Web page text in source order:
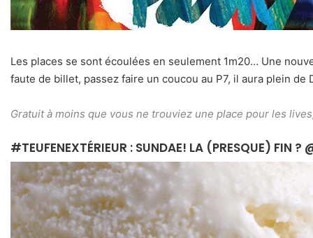
Les places se sont écoulées en seulement 1m20… Une
faute de billet, passez faire un coucou au P7, il aura plein de
Gratuit à moins que vous ne trouviez une place pour les
#TEUFENEXTÉRIEUR : SUNDAE! LA (PRESQUE) FIN ?